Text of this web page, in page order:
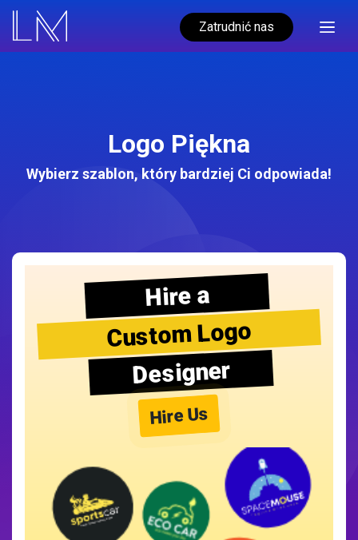
Zatrudnić nas
Logo Piękna
Wybierz szablon, który bardziej Ci odpowiada!
Hire a
Custom Logo
Designer
Hire Us